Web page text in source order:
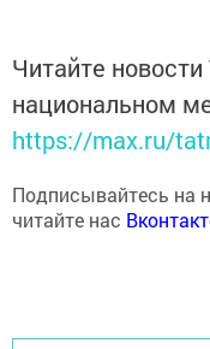
Читайте
национальном
https://max.ru/
Подписывайтесь на
читайте нас